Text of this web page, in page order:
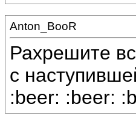
Anton_BooR
Рахрешите
с
:beer: :beer: